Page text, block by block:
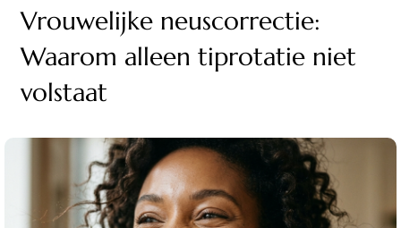
Vrouwelijke neuscorrectie:
Waarom alleen tiprotatie niet
volstaat